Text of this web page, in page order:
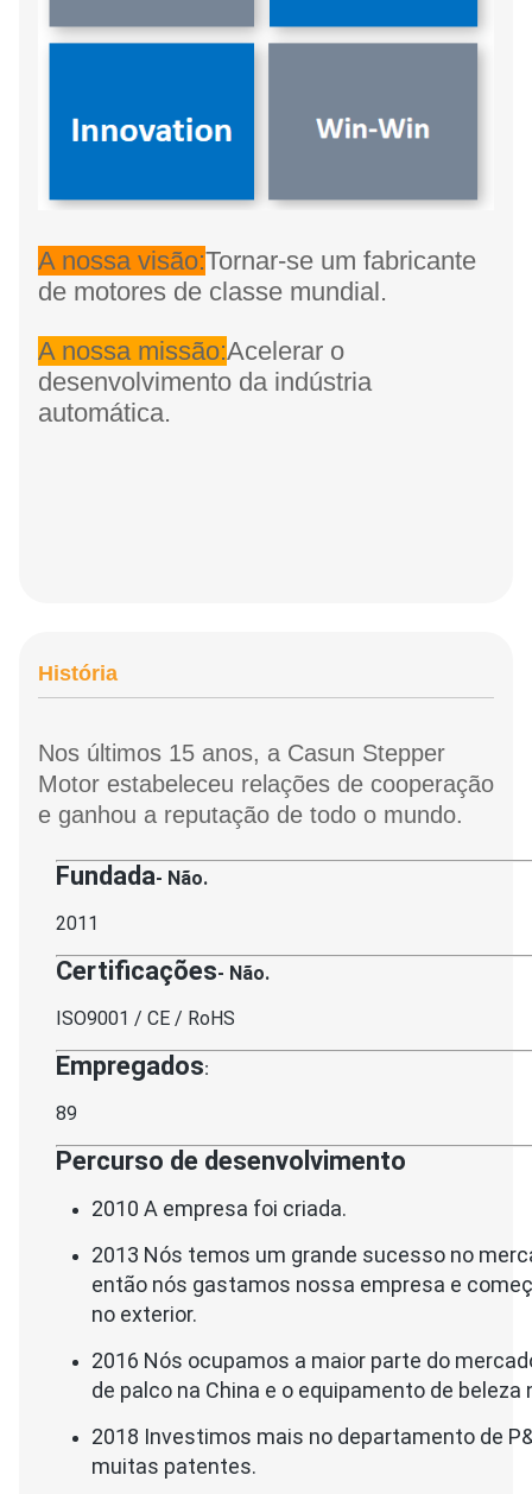
A nossa visão:Tornar-se um fabricante
de motores de classe mundial.
A nossa missão:Acelerar o
desenvolvimento da indústria
automática.
História
Nos últimos 15 anos, a Casun Stepper
Motor estabeleceu relações de cooperação
e ganhou a reputação de todo o mundo.
Fundada- Não.
2011
Certificações- Não.
ISO9001 / CE / RoHS
Empregados:
89
Percurso de desenvolvimento
2010 A empresa foi criada.
2013 Nós temos um grande sucesso no
então nós gastamos nossa empresa e
no exterior.
2016 Nós ocupamos a maior parte do
de palco na China e o equipamento de beleza
2018 Investimos mais no departamento de
muitas patentes.